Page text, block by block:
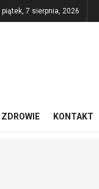
piątek, 7 sierpnia, 2026
ZDROWIE KONTAKT